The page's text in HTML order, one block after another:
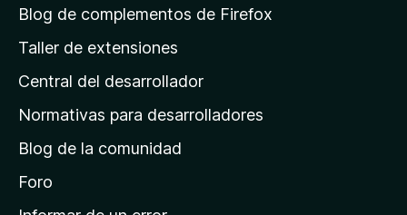
á
n
a
e
i
n
Blog de complementos de Firefox
Taller de extensiones
Central del desarrollador
Normativas para desarrolladores
Blog de la comunidad
Foro